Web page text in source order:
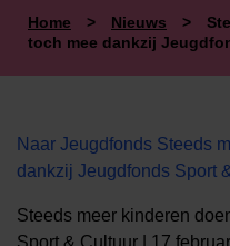
Home > Nieuws >
toch mee dankzij
Naar Jeugdfonds Steeds
dankzij Jeugdfonds Sport
Steeds meer kinderen
Sport & Cultuur | 17